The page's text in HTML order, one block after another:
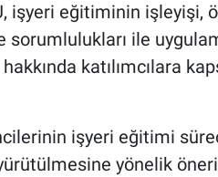
işyeri eğitiminin işleyişi,
ile
katılımcılara
işyeri eğitimi
yönelik